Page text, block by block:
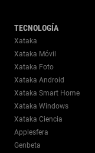
TECNOLOGÍA
Xataka
Xataka Móvil
Xataka Foto
Xataka Android
Xataka Smart Home
Xataka Windows
Xataka Ciencia
Applesfera
Genbeta